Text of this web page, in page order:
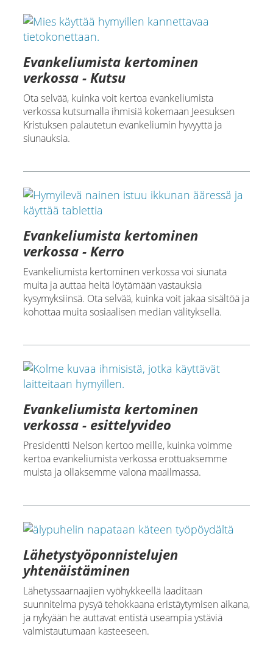
Evankeliumista kertominen
verkossa - Kutsu
Ota selvää, kuinka voit kertoa evankeliumista
verkossa kutsumalla ihmisiä kokemaan Jeesuksen
Kristuksen palautetun evankeliumin hyvyyttä ja
siunauksia.
Evankeliumista kertominen
verkossa - Kerro
Evankeliumista kertominen verkossa voi siunata
muita ja auttaa heitä löytämään vastauksia
kysymyksiinsä. Ota selvää, kuinka voit jakaa sisältöä ja
kohottaa muita sosiaalisen median välityksellä.
Evankeliumista kertominen
verkossa - esittelyvideo
Presidentti Nelson kertoo meille, kuinka voimme
kertoa evankeliumista verkossa erottuaksemme
muista ja ollaksemme valona maailmassa.
Lähetystyöponnistelujen
yhtenäistäminen
Lähetyssaarnaajien vyöhykkeellä laaditaan
suunnitelma pysyä tehokkaana eristäytymisen aikana,
ja nykyään he auttavat entistä useampia ystäviä
valmistautumaan kasteeseen.